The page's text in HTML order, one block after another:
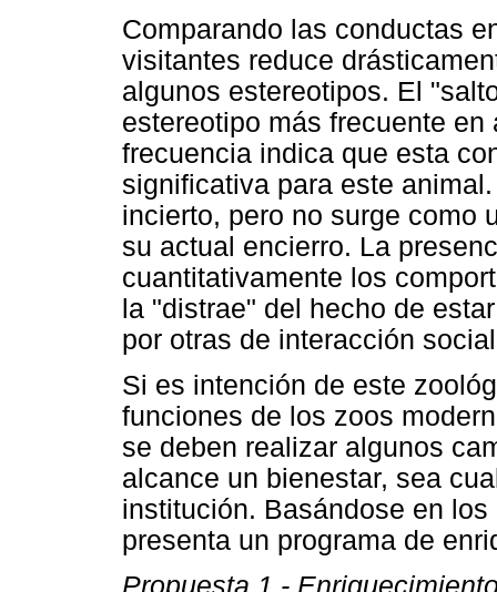
Comparando las conductas
visitantes reduce
algunos estereotipos. El
estereotipo más frecuente
frecuencia indica que esta
significativa para este
incierto, pero no surge como
su actual encierro. La
cuantitativamente los
la "distrae" del hecho de
por otras de interacción
Si es intención de este
funciones de los zoos
se deben realizar algunos
alcance un bienestar, sea
institución. Basándose en
presenta un programa de